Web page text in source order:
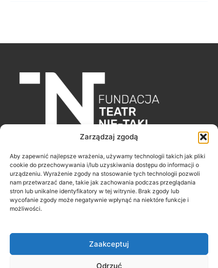
Zarządzaj zgodą
Aby zapewnić najlepsze wrażenia, używamy technologii takich jak pliki
cookie do przechowywania i/lub uzyskiwania dostępu do informacji o
urządzeniu. Wyrażenie zgody na stosowanie tych technologii pozwoli
nam przetwarzać dane, takie jak zachowania podczas przeglądania
stron lub unikalne identyfikatory w tej witrynie. Brak zgody lub
wycofanie zgody może negatywnie wpłynąć na niektóre funkcje i
możliwości.
Zaakceptuj
Odrzuć
Fundacja Teatr Nie-Taki
ul. Poleska 43/29
51-354 Wrocław
F
o
o
k
-
I
g
r
a
m
Y
b
e